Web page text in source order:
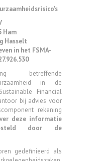
Ham
Hasselt
in het FSMA-
betreffende
in de
Financial
bij advies voor
rekening
deze informatie
door de
gedefinieerd als